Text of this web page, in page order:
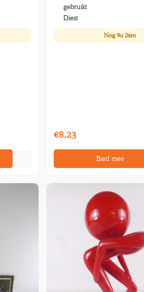
gebruikt
Diest
Nog9u 26m
€8,23
Bied mee